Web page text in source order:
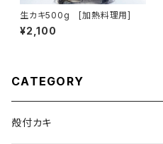
生カキ500g [加熱料理用]
¥2,100
CATEGORY
殻付カキ